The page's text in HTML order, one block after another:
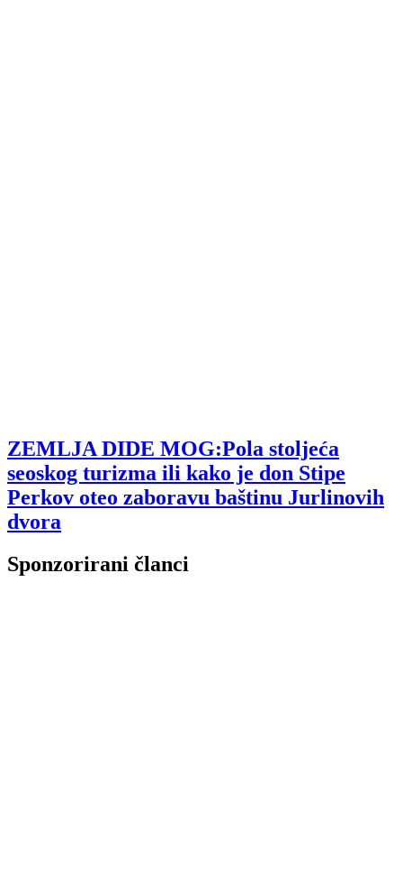
ZEMLJA DIDE MOG:Pola stoljeća
seoskog turizma ili kako je don Stipe
Perkov oteo zaboravu baštinu Jurlinovih
dvora
Sponzorirani članci